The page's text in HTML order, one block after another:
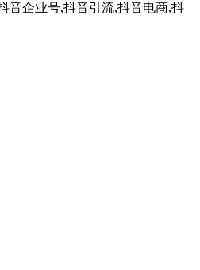
音企业号,抖音引流,抖音电商,抖